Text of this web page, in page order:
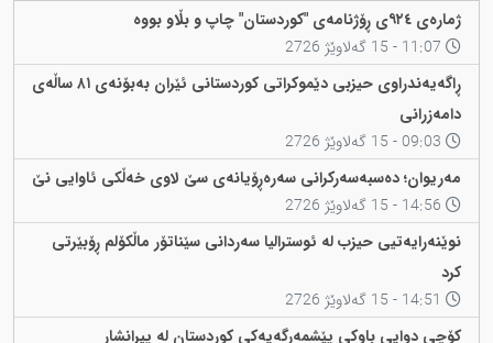
ژمارەی ٩٢٤ی ڕۆژنامەی "کوردستان" چاپ و بڵاو بووە
ڕاگەیەندراوی حیزبی دێموکراتی کوردستانی ئێران بەبۆنەی ٨١ ساڵەی
دامەزرانی
مەریوان؛ دەسبەسەرکرانی سەرەڕۆیانەی سێ لاوی خەڵکی ئاوایی نێ
نوێنەرایەتیی حیزب لە ئوسترالیا سەردانی سێناتۆر ماڵکۆلم ڕۆبێرتی
کرد
کۆچی دوایی باوکی پێشمەرگەیەکی کوردستان لە پیرانشار